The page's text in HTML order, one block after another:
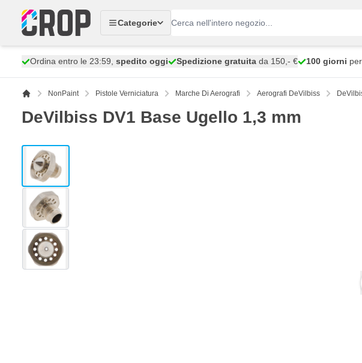
Categorie
Ordina entro le 23:59, spedito oggi Spedizione gratuita da 150,- € 100 giorni
NonPaint Pistole Verniciatura Marche Di Aerografi Aerografi DeVilbiss
DeVilbiss DV1 Base Ugello 1,3 mm
View larger image
View larger image
View larger image